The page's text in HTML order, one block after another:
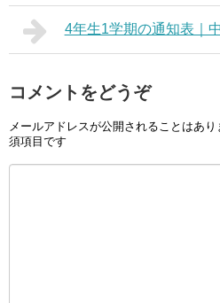
4年生1学期の通知表｜
コメントをどうぞ
メールアドレスが公開されることはあり
須項目です